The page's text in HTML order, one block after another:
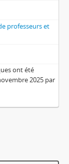
professeurs et
ont été
2025 par